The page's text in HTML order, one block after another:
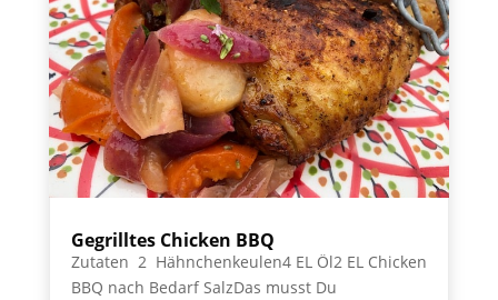
Gegrilltes Chicken BBQ
Zutaten 2 Hähnchenkeulen4 EL Öl2 EL Chicken
BBQ nach Bedarf SalzDas musst Du